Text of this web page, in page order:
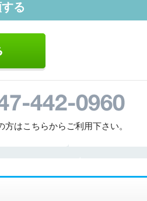
る
方はこちらからご利用下さい。